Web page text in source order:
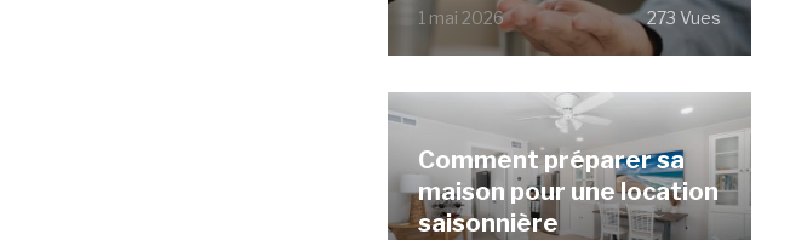
1 mai 2026 273 Vues
Comment préparer sa
maison pour une location
saisonnière